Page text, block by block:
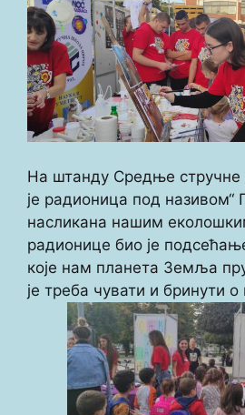
На штанду Средње
је радионица под
насликана нашим
радионице био је
које нам планета Земља
је треба чувати и бринути о